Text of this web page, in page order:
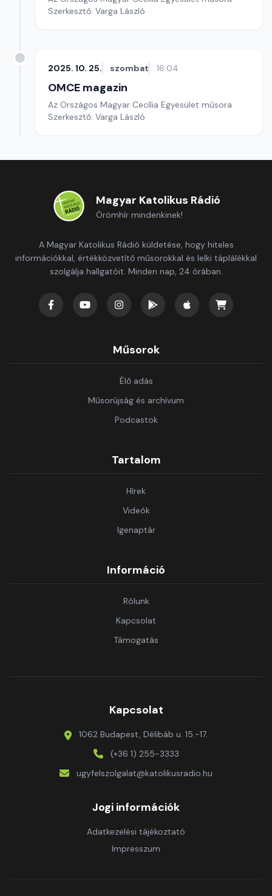
Szerkesztő: Varga László
2025. 10. 25. szombat 16:04
OMCE magazin
Az Országos Magyar Cecília Egyesület műsora
Szerkesztő: Varga László
Magyar Katolikus Rádió
Örömhír mindenkinek!
A Magyar Katolikus Rádió küldetése, hogy hiteles
információkkal, értékközvetítő műsorokkal és lelki táplálékkal
szolgálja hallgatóit. Minden nap, 24 órában.
Műsorok
Élő adás
Műsorújság és archívum
Podcastok
Tartalom
Hírek
Videók
Igenaptár
Információ
Rólunk
Kapcsolat
Támogatás
Kapcsolat
1062 Budapest, Délibáb u. 15.-17.
(+36 1) 255-3333
ugyfelszolgalat@katolikusradio.hu
Jogi információk
Adatkezelési tájékoztató
Impresszum